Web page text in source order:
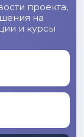
проекта,
на
и курсы